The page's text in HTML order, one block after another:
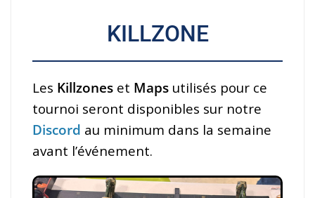
KILLZONE
Les Killzones et Maps utilisés pour ce
tournoi seront disponibles sur notre
Discord au minimum dans la semaine
avant l’événement.